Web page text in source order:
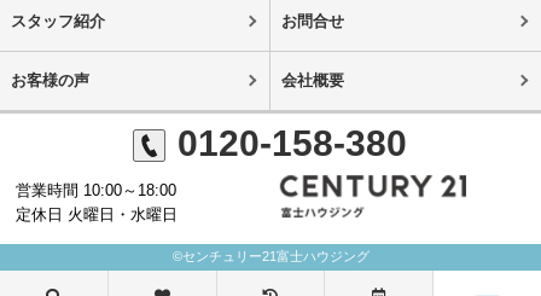
スタッフ紹介 お問合せ
お客様の声 会社概要
0120-158-380
営業時間 10:00～18:00
定休日 火曜日・水曜日
©センチュリー21富士ハウジング